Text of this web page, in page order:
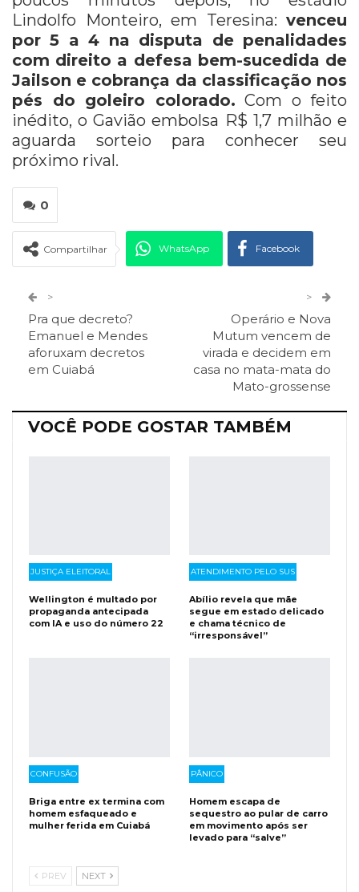
Lindolfo Monteiro, em Teresina: venceu
por 5 a 4 na disputa de penalidades
com direito a defesa bem-sucedida de
Jailson e cobrança da classificação nos
pés do goleiro colorado. Com o feito
inédito, o Gavião embolsa R$ 1,7 milhão e
aguarda sorteio para conhecer seu
próximo rival.
0
Compartilhar WhatsApp Facebook
ReddIt Pinterest Telegram
Facebook Messenger Viber O email
>
Pra que decreto?
Emanuel e Mendes
aforuxam decretos
em Cuiabá
>
Operário e Nova
Mutum vencem de
virada e decidem em
casa no mata-mata do
Mato-grossense
VOCÊ PODE GOSTAR TAMBÉM
JUSTIÇA ELEITORAL
Wellington é multado por
propaganda antecipada
com IA e uso do número 22
ATENDIMENTO PELO SUS
Abílio revela que mãe
segue em estado delicado
e chama técnico de
“irresponsável”
CONFUSÃO
Briga entre ex termina com
homem esfaqueado e
mulher ferida em Cuiabá
PÂNICO
Homem escapa de
sequestro ao pular de carro
em movimento após ser
levado para “salve”
PREV NEXT